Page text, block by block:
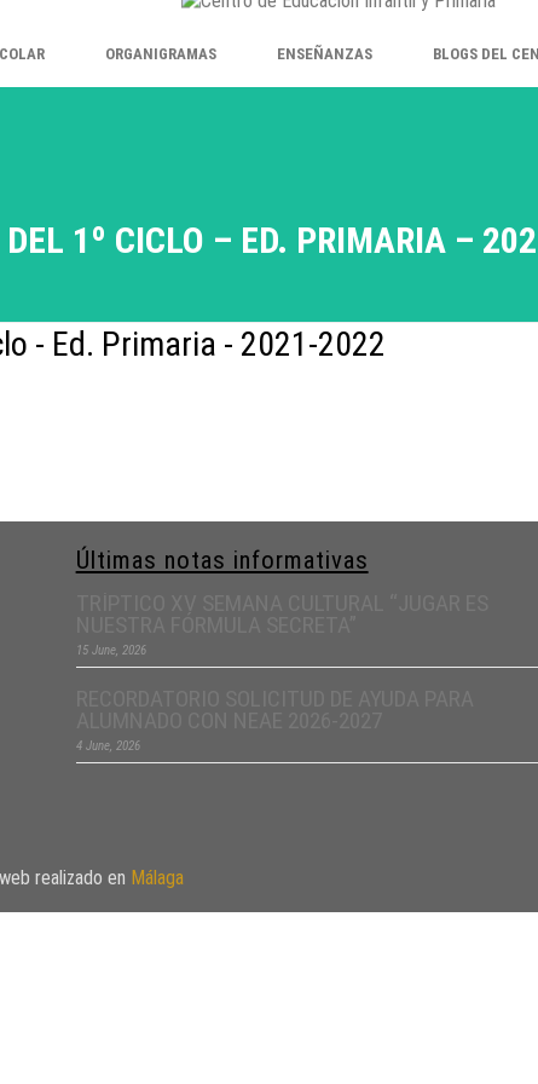
ORGANIGRAMAS ENSEÑANZAS BLOGS DEL
1º CICLO – ED. PRIMARIA –
- Ed. Primaria - 2021-2022
Últimas notas informativas
15 June, 2026
4 June, 2026
realizado en Málaga